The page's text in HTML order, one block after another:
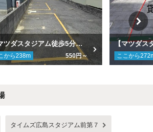
【マツダスタジアム徒歩5分】【広島駅徒歩8分】西蟹屋2丁目5駐車場
から238m 550円～ ここから272
タイムズ広島スタジアム前第７